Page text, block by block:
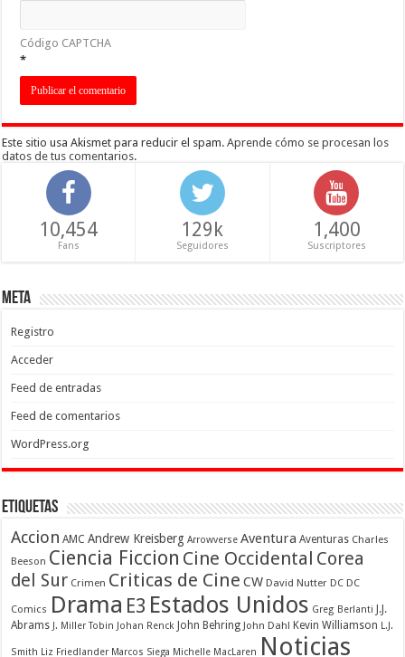
Código CAPTCHA
*
Este sitio usa Akismet para reducir el spam.Aprende cómo se procesan los
datos de tus comentarios.
10,454
Fans
129k
Seguidores
1,400
Suscriptores
Meta
Registro
Acceder
Feed de entradas
Feed de comentarios
WordPress.org
Etiquetas
Accion AMC Andrew Kreisberg Arrowverse Aventura Aventuras Charles
Beeson Ciencia Ficcion Cine Occidental Corea
del Sur Crimen Criticas de Cine CW David Nutter DC DC
Comics Drama E3 Estados Unidos Greg Berlanti
J.J.
Abrams J. Miller Tobin Johan Renck John Behring John Dahl Kevin Williamson L.J.
Smith Liz Friedlander Marcos Siega Michelle MacLaren Noticias